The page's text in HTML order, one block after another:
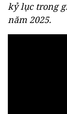
kỷ lục trong
năm 2025.